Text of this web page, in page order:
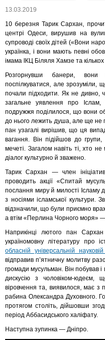
13.03.2019
10 березня Тарик Сархан,
центрі Одеси, вирушив на
супроводі своїх дітей («Вони
українка, і вони мають певні
імама ІКЦ Біляля Хамзе та
Розгорнувши банери, вони
поспілкуватися, але
почали підходити. Як не дивно,
загальне уявлення про
подружжя поділилося, що вони
до нього лежить душа, але ще не
пан узагалі вирішив, що ця
вагання. Він підійшов до
мечеті. Загалом навіть ті, хто
діалог культурно й зважено.
Тарик Сархан — член
проводить акції «Спитай
послання миру й милості
з носіями ісламської культури.
відзначили, що були приємно
а втім «Перлина Чорного моря»
Наприкінці лютого пан
україномовну літературу про
обласній універсальній науковій
відправив п’ятничну молитву
громади мусульман. Він побував
дискусію з чоловіком-юдеєм,
віровчення та, виявилося, має
рабина Олександра Духовного.
протягом століть, дійшовши
період Аббасидського халіфату.
Наступна зупинка — Дніпро.